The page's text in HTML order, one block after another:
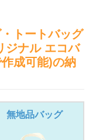
トートバッグ
ジナル エコバ
成可能)の納
無地品バッグ